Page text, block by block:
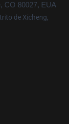
CO 80027, EUA
de Xicheng,